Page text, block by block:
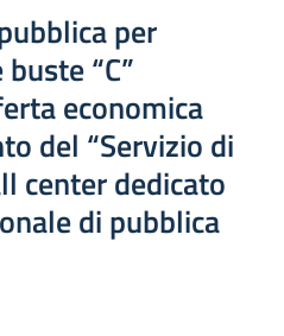
per
“C”
economica
del “Servizio di
center dedicato
di pubblica